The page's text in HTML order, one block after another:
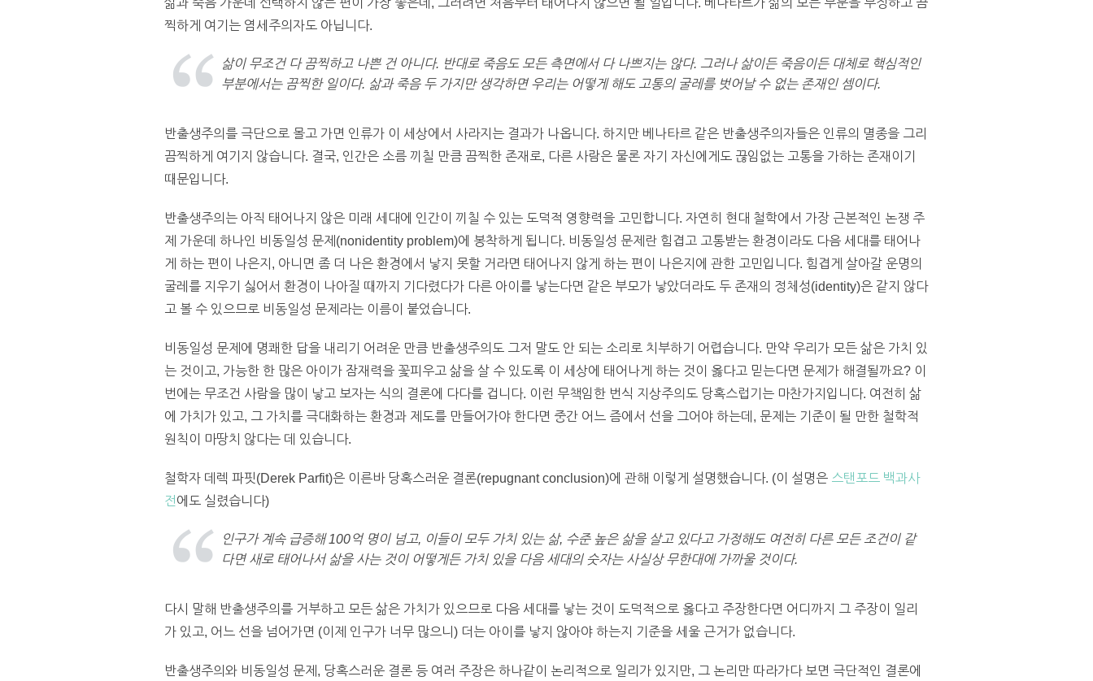
찍하게 여기는 염세주의자도 아닙니다.
삶이 무조건 다 끔찍하고 나쁜 건 아니다. 반대로 죽음도 모든 측면에서 다 나쁘지는 않다. 그러나 삶이든 죽음이든 대체로 핵심적인
부분에서는 끔찍한 일이다. 삶과 죽음 두 가지만 생각하면 우리는 어떻게 해도 고통의 굴레를 벗어날 수 없는 존재인 셈이다.
반출생주의를 극단으로 몰고 가면 인류가 이 세상에서 사라지는 결과가 나옵니다. 하지만 베나타르 같은 반출생주의자들은 인류의 멸종을 그리
끔찍하게 여기지 않습니다. 결국, 인간은 소름 끼칠 만큼 끔찍한 존재로, 다른 사람은 물론 자기 자신에게도 끊임없는 고통을 가하는 존재이기
때문입니다.
반출생주의는 아직 태어나지 않은 미래 세대에 인간이 끼칠 수 있는 도덕적 영향력을 고민합니다. 자연히 현대 철학에서 가장 근본적인 논쟁 주
제 가운데 하나인 비동일성 문제(nonidentity problem)에 봉착하게 됩니다. 비동일성 문제란 힘겹고 고통받는 환경이라도 다음 세대를 태어나
게 하는 편이 나은지, 아니면 좀 더 나은 환경에서 낳지 못할 거라면 태어나지 않게 하는 편이 나은지에 관한 고민입니다. 힘겹게 살아갈 운명의
굴레를 지우기 싫어서 환경이 나아질 때까지 기다렸다가 다른 아이를 낳는다면 같은 부모가 낳았더라도 두 존재의 정체성(identity)은 같지 않다
고 볼 수 있으므로 비동일성 문제라는 이름이 붙었습니다.
비동일성 문제에 명쾌한 답을 내리기 어려운 만큼 반출생주의도 그저 말도 안 되는 소리로 치부하기 어렵습니다. 만약 우리가 모든 삶은 가치 있
는 것이고, 가능한 한 많은 아이가 잠재력을 꽃피우고 삶을 살 수 있도록 이 세상에 태어나게 하는 것이 옳다고 믿는다면 문제가 해결될까요? 이
번에는 무조건 사람을 많이 낳고 보자는 식의 결론에 다다를 겁니다. 이런 무책임한 번식 지상주의도 당혹스럽기는 마찬가지입니다. 여전히 삶
에 가치가 있고, 그 가치를 극대화하는 환경과 제도를 만들어가야 한다면 중간 어느 즘에서 선을 그어야 하는데, 문제는 기준이 될 만한 철학적
원칙이 마땅치 않다는 데 있습니다.
철학자 데렉 파핏(Derek Parfit)은 이른바 당혹스러운 결론(repugnant conclusion)에 관해 이렇게 설명했습니다. (이 설명은 스탠포드 백과사
전에도 실렸습니다)
인구가 계속 급증해 100억 명이 넘고, 이들이 모두 가치 있는 삶, 수준 높은 삶을 살고 있다고 가정해도 여전히 다른 모든 조건이 같
다면 새로 태어나서 삶을 사는 것이 어떻게든 가치 있을 다음 세대의 숫자는 사실상 무한대에 가까울 것이다.
다시 말해 반출생주의를 거부하고 모든 삶은 가치가 있으므로 다음 세대를 낳는 것이 도덕적으로 옳다고 주장한다면 어디까지 그 주장이 일리
가 있고, 어느 선을 넘어가면 (이제 인구가 너무 많으니) 더는 아이를 낳지 않아야 하는지 기준을 세울 근거가 없습니다.
반출생주의와 비동일성 문제, 당혹스러운 결론 등 여러 주장은 하나같이 논리적으로 일리가 있지만, 그 논리만 따라가다 보면 극단적인 결론에